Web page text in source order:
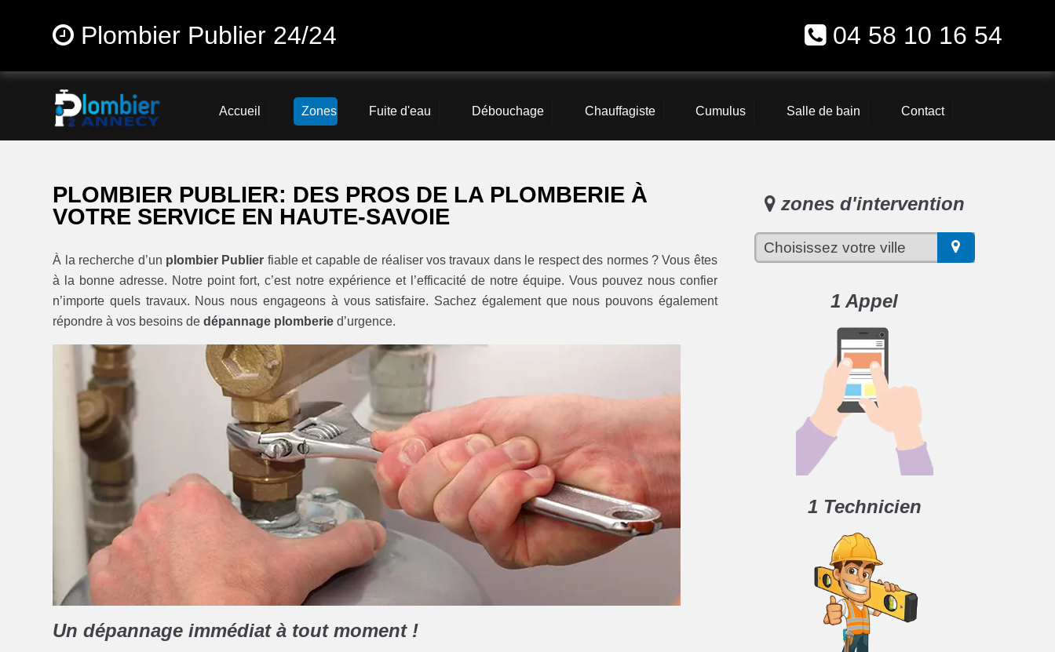
Plombier Publier 24/24 04 58 10 16 54
Accueil Zones Fuite d'eau Débouchage Chauffagiste Cumulus Salle de bain Contact
PLOMBIER PUBLIER: DES PROS DE LA PLOMBERIE À
VOTRE SERVICE EN HAUTE-SAVOIE
À la recherche d’un plombier Publier fiable et capable de réaliser vos travaux dans le respect des normes ? Vous êtes
à la bonne adresse. Notre point fort, c’est notre expérience et l’efficacité de notre équipe. Vous pouvez nous confier
n’importe quels travaux. Nous nous engageons à vous satisfaire. Sachez également que nous pouvons également
répondre à vos besoins dedépannage plomberie d’urgence.
Un dépannage immédiat à tout moment !
zones d'intervention
1 Appel
1 Technicien